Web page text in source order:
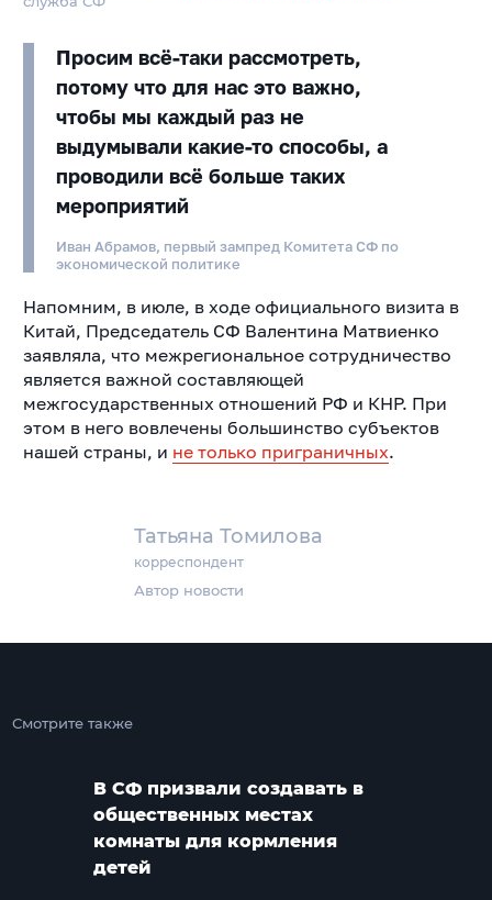
Татьяна Томилова
корреспондент
Автор новости
Просим всё-таки рассмотреть,
потому что для нас это важно,
чтобы мы каждый раз не
выдумывали какие-то способы, а
проводили всё больше таких
мероприятий
Иван Абрамов, первый зампред Комитета СФ по
экономической политике
Напомним, в июле, в ходе официального визита в
Китай, Председатель СФ Валентина Матвиенко
заявляла, что межрегиональное сотрудничество
является важной составляющей
межгосударственных отношений РФ и КНР. При
этом в него вовлечены большинство субъектов
нашей страны, и не только приграничных.
Смотрите также
В СФ призвали создавать в
общественных местах
комнаты для кормления
детей